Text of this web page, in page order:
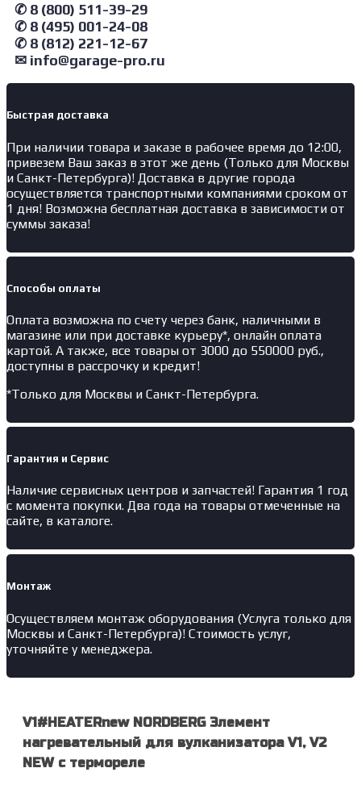
✆ 8 (800) 511-39-29
✆ 8 (495) 001-24-08
✆ 8 (812) 221-12-67
✉ info@garage-pro.ru
Быстрая доставка
При наличии товара и заказе в рабочее время до 12:00,
привезем Ваш заказ в этот же день (Только для Москвы
и Санкт-Петербурга)! Доставка в другие города
осуществляется транспортными компаниями сроком от
1 дня! Возможна бесплатная доставка в зависимости от
суммы заказа!
Способы оплаты
Оплата возможна по счету через банк, наличными в
магазине или при доставке курьеру*, онлайн оплата
картой. А также, все товары от 3000 до 550000 руб.,
доступны в рассрочку и кредит!
*Только для Москвы и Санкт-Петербурга.
Гарантия и Сервис
Наличие сервисных центров и запчастей! Гарантия 1 год
с момента покупки. Два года на товары отмеченные на
сайте, в каталоге.
Монтаж
Осуществляем монтаж оборудования (Услуга только для
Москвы и Санкт-Петербурга)! Стоимость услуг,
уточняйте у менеджера.
V1#HEATERnew NORDBERG Элемент
нагревательный для вулканизатора V1, V2
NEW с термореле